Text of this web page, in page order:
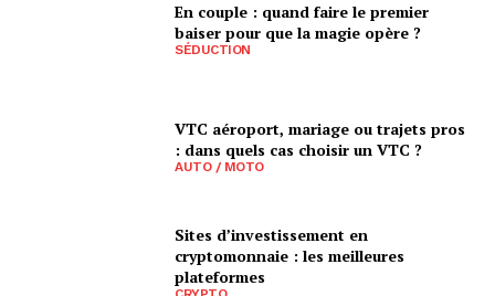
En couple : quand faire le premier
baiser pour que la magie opère ?
SÉDUCTION
VTC aéroport, mariage ou trajets pros
: dans quels cas choisir un VTC ?
AUTO / MOTO
Sites d’investissement en
cryptomonnaie : les meilleures
plateformes